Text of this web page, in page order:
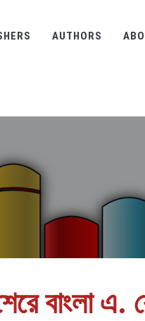
AUTHORS
বাংলা